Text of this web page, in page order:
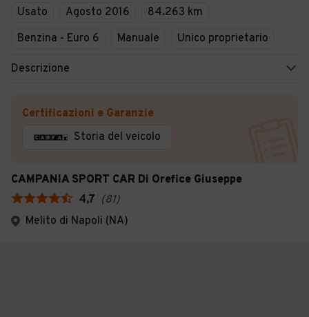
Usato Agosto 2016
84.263 km
Benzina - Euro 6
Manuale Unico proprietario
Descrizione
Certificazioni e Garanzie
Storia del veicolo
CAMPANIA SPORT CAR Di Orefice Giuseppe
4,7 (81)
Melito di Napoli (NA)